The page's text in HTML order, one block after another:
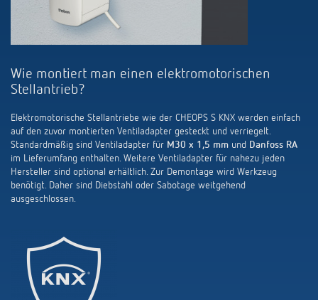
Wie montiert man einen elektromotorischen
Stellantrieb?
Elektromotorische Stellantriebe wie der CHEOPS S KNX werden einfach
auf den zuvor montierten Ventiladapter gesteckt und verriegelt.
Standardmäßig sind Ventiladapter für M30 x 1,5 mm und Danfoss RA
im Lieferumfang enthalten. Weitere Ventiladapter für nahezu jeden
Hersteller sind optional erhältlich. Zur Demontage wird Werkzeug
benötigt. Daher sind Diebstahl oder Sabotage weitgehend
ausgeschlossen.